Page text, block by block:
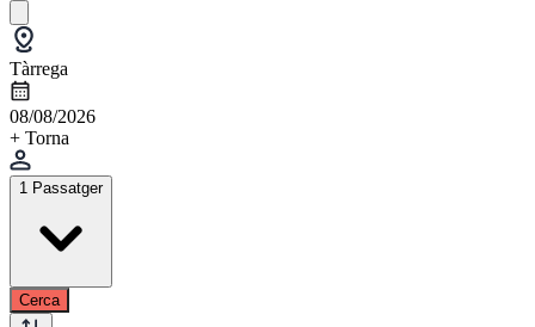
Tàrrega
08/08/2026
+ Torna
1 Passatger
Cerca